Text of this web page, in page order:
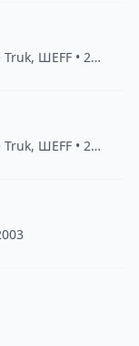
Truk, ШЕFF • 2017
Truk, ШЕFF • 2017